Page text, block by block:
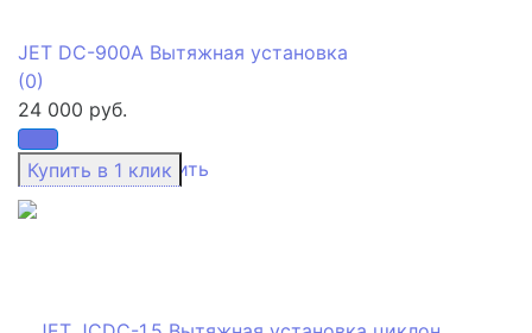
избранное сравнить
JET DC-900A Вытяжная установка
(0)
24 000 руб.